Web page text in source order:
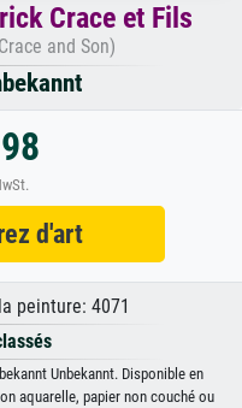
Crace et Fils
and Son)
d'art
peinture: 4071
Unbekannt. Disponible en
aquarelle, papier non couché ou